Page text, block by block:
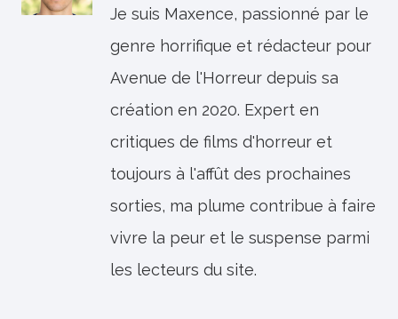
Je suis Maxence, passionné par le
genre horrifique et rédacteur pour
Avenue de l'Horreur depuis sa
création en 2020. Expert en
critiques de films d'horreur et
toujours à l'affût des prochaines
sorties, ma plume contribue à faire
vivre la peur et le suspense parmi
les lecteurs du site.